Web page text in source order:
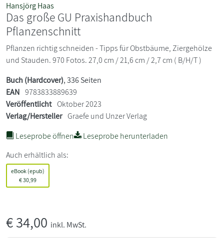
Hansjörg Haas
Das große GU Praxishandbuch
Pflanzenschnitt
Pflanzen richtig schneiden - Tipps für Obstbäume, Ziergehölze
und Stauden. 970 Fotos. 27,0 cm / 21,6 cm / 2,7 cm ( B/H/T )
Buch (Hardcover), 336 Seiten
EAN 9783833889639
Veröffentlicht Oktober 2023
Verlag/Hersteller Graefe und Unzer Verlag
Leseprobe öffnen
Leseprobe herunterladen
Auch erhältlich als:
eBook (epub)
€30,99
€34,00 inkl. MwSt.